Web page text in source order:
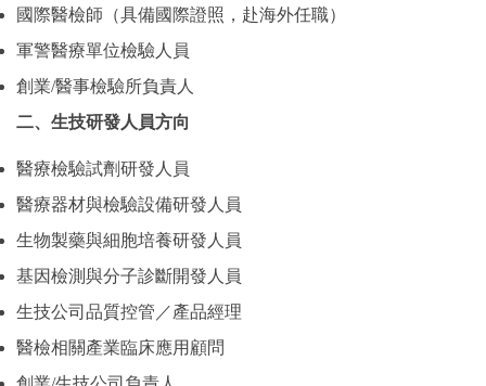
國際醫檢師（具備國際證照，赴海外任職）
軍警醫療單位檢驗人員
創業/醫事檢驗所負責人
二、生技研發人員方向
醫療檢驗試劑研發人員
醫療器材與檢驗設備研發人員
生物製藥與細胞培養研發人員
基因檢測與分子診斷開發人員
生技公司品質控管／產品經理
醫檢相關產業臨床應用顧問